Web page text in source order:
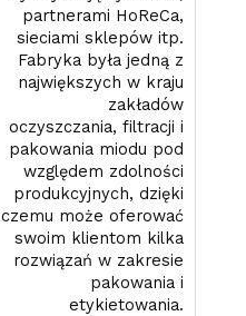
partnerami HoReCa,
sieciami sklepów itp.
Fabryka była jedną z
największych w kraju
zakładów
oczyszczania, filtracji i
pakowania miodu pod
względem zdolności
produkcyjnych, dzięki
czemu może oferować
swoim klientom kilka
rozwiązań w zakresie
pakowania i
etykietowania.